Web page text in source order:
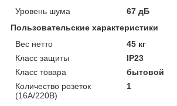
Уровень шума
67 дБ
Пользовательские характеристики
Вес нетто
45 кг
Класс защиты
IP23
Класс товара
бытовой
Количество розеток
(16А/220В)
1